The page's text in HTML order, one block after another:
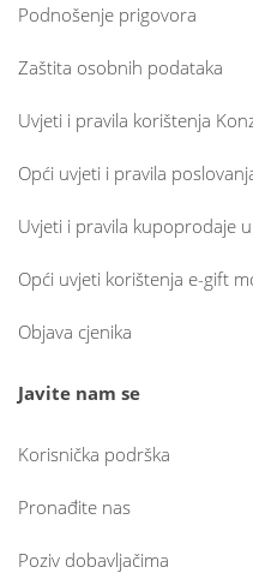
Podnošenje prigovora
Zaštita osobnih podataka
Uvjeti i pravila korištenja
Opći uvjeti i pravila
Uvjeti i pravila kupoprodaje
Opći uvjeti korištenja e-gift
Objava cjenika
Javite nam se
Korisnička podrška
Pronađite nas
Poziv dobavljačima